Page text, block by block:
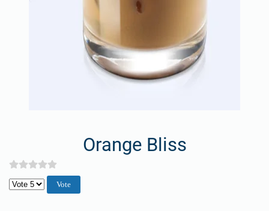
Orange Bliss
Veuillez voter